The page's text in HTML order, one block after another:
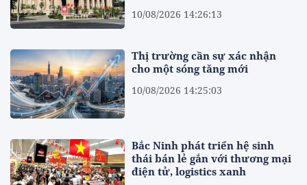
10/08/2026 14:26:13
Thị trường cần sự xác nhận
cho một sóng tăng mới
10/08/2026 14:25:03
Bắc Ninh phát triển hệ sinh
thái bán lẻ gắn với thương mại
điện tử, logistics xanh